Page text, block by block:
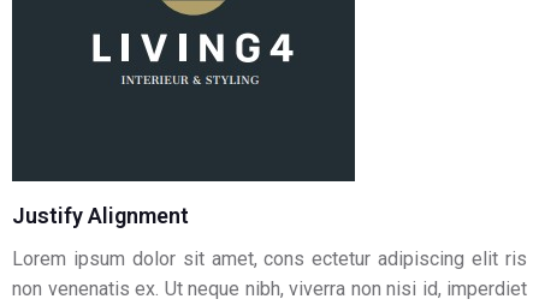
Justify Alignment
Lorem ipsum dolor sit amet, cons ectetur adipiscing elit ris
non venenatis ex. Ut neque nibh, viverra non nisi id, imperdiet